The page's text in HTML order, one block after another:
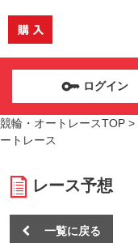
ログイン
競輪・オートレースTOP >
ートレース
レース予想
一覧に戻る